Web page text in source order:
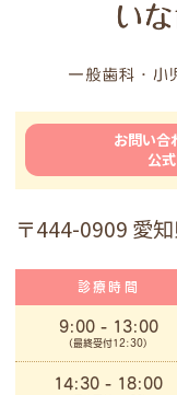
お問い合
公
〒444-0909 愛
診療時間
9:00- 13:00
(最終受付12:30)
14:30 - 18:00